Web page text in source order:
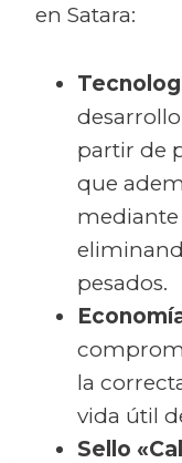
en Satara:
partir de
que
pesados.
la
vida útil
Sello